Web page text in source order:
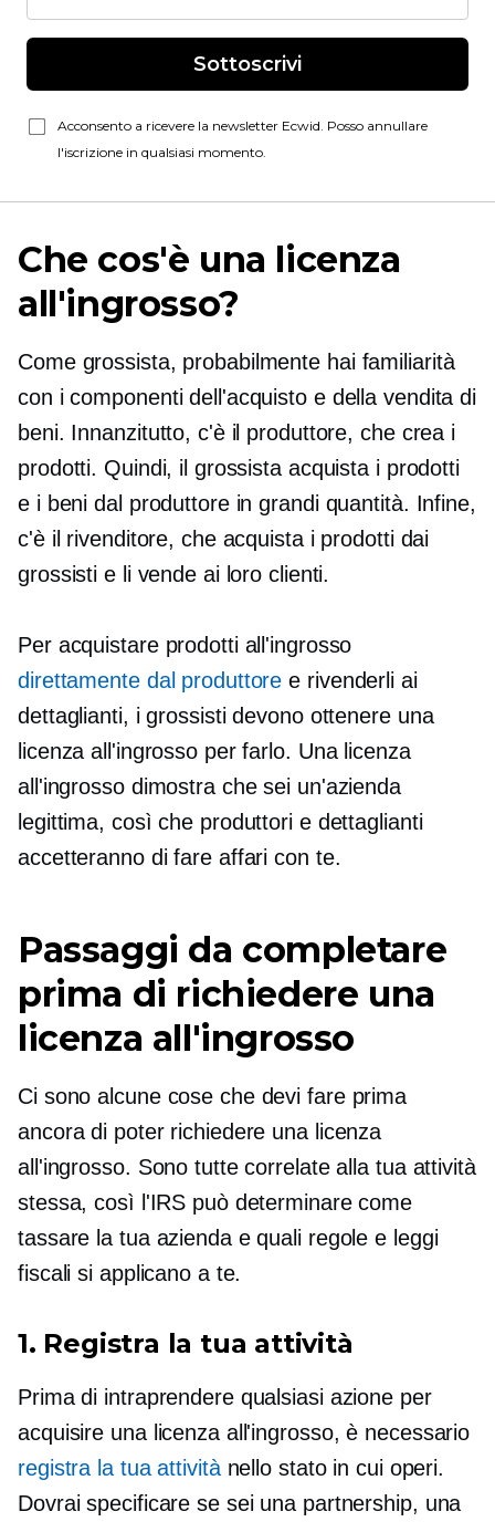
Sottoscrivi
Acconsento a ricevere la newsletter Ecwid. Posso annullare
l'iscrizione in qualsiasi momento.
Che cos'è una licenza
all'ingrosso?
Come grossista, probabilmente hai familiarità
con i componenti dell'acquisto e della vendita di
beni. Innanzitutto, c'è il produttore, che crea i
prodotti. Quindi, il grossista acquista i prodotti
e i beni dal produttore in grandi quantità. Infine,
c'è il rivenditore, che acquista i prodotti dai
grossisti e li vende ai loro clienti.
Per acquistare prodotti all'ingrosso
direttamente dal produttore e rivenderli ai
dettaglianti, i grossisti devono ottenere una
licenza all'ingrosso per farlo. Una licenza
all'ingrosso dimostra che sei un'azienda
legittima, così che produttori e dettaglianti
accetteranno di fare affari con te.
Passaggi da completare
prima di richiedere una
licenza all'ingrosso
Ci sono alcune cose che devi fare prima
ancora di poter richiedere una licenza
all'ingrosso. Sono tutte correlate alla tua attività
stessa, così l'IRS può determinare come
tassare la tua azienda e quali regole e leggi
fiscali si applicano a te.
1. Registra la tua attività
Prima di intraprendere qualsiasi azione per
acquisire una licenza all'ingrosso, è necessario
registra la tua attivitànello stato in cui operi.
Dovrai specificare se sei una partnership, una